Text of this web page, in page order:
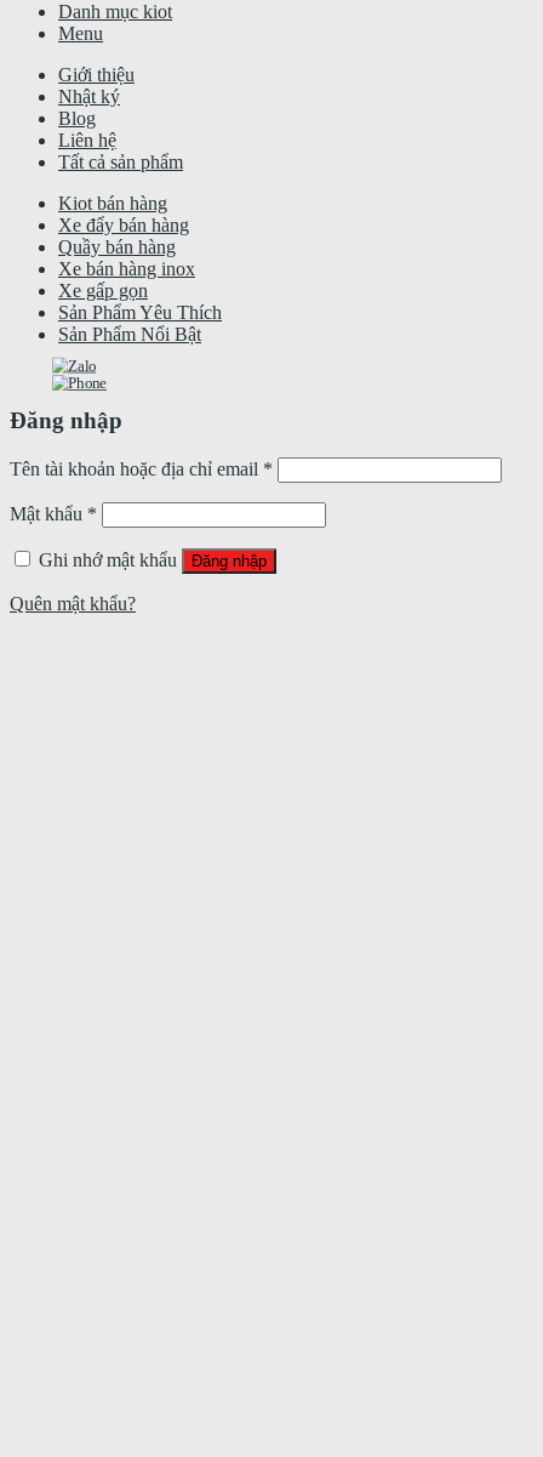
Danh mục kiot
Menu
Giới thiệu
Nhật ký
Blog
Liên hệ
Tất cả sản phẩm
Kiot bán hàng
Xe đẩy bán hàng
Quầy bán hàng
Xe bán hàng inox
Xe gấp gọn
Sản Phẩm Yêu Thích
Sản Phẩm Nổi Bật
Đăng nhập
Tên tài khoản hoặc địa chỉ email *
Mật khẩu *
Ghi nhớ mật khẩu Đăng nhập
Quên mật khẩu?